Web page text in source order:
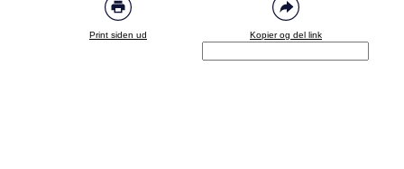
Print siden ud Kopier og del link